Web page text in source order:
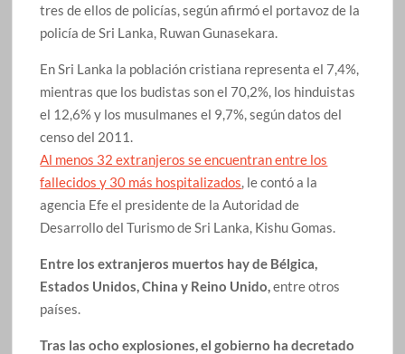
tres de ellos de policías, según afirmó el portavoz de la
policía de Sri Lanka, Ruwan Gunasekara.
En Sri Lanka la población cristiana representa el 7,4%,
mientras que los budistas son el 70,2%, los hinduistas
el 12,6% y los musulmanes el 9,7%, según datos del
censo del 2011.
Al menos 32 extranjeros se encuentran entre los
fallecidos y 30 más hospitalizados , le contó a la
agencia Efe el presidente de la Autoridad de
Desarrollo del Turismo de Sri Lanka, Kishu Gomas.
Entre los extranjeros muertos hay de Bélgica,
Estados Unidos, China y Reino Unido, entre otros
países.
Tras las ocho explosiones, el gobierno ha decretado